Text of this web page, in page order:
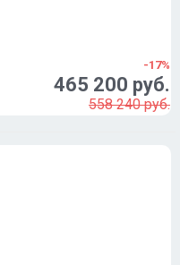
-17%
465 200 руб.
558 240 руб.